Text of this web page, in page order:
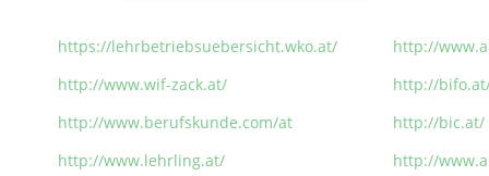
https://lehrbetriebsuebersicht.wko.at/
http://
http://www.wif-zack.at/
http://
http://www.berufskunde.com/at
http://bic.at/
http://www.lehrling.at/
http://